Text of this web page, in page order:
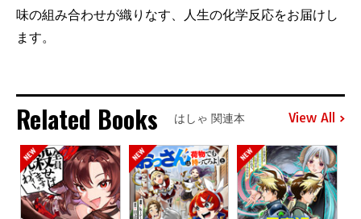
味の組み合わせが織りなす、人生の化学反応をお届けし
ます。
Related Books はしゃ 関連本 View All